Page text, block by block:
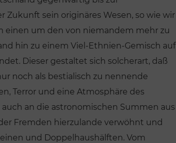
sein originäres Wesen, so wie wir
einen um den von niemandem mehr zu
hin zu einem Viel-Ethnien-Gemisch auf
Dieser gestaltet sich solcherart, daß
noch als bestialisch zu nennende
Terror und eine Atmosphäre des
an die astronomischen Summen aus
Fremden hierzulande verwöhnt und
und Doppelhaushälften. Vom